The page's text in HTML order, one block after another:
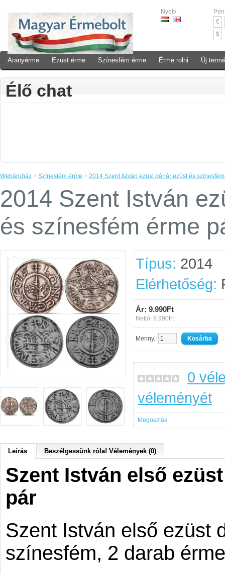
Nyelv
€
$
Aranyérme Ezüst érme Színesfém érme Érme rolni Új
Élő chat
Webáruház > Színesfém érme > 2014 Szent István ezüst dénár ezüst és
2014 Szent István
és színesfém érme
Típus: 2014
Elérhetőség:
Ár: 9.990Ft
Nettó: 9.990Ft
Menny.: -
0
véleményét
Megosztás
Leírás Beszélgessünk róla! Vélemények (0)
Szent István első
pár
Szent István első ezüst
színesfém, 2 darab